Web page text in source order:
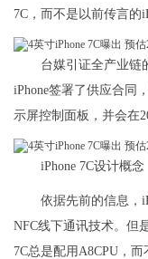
7C，而不是以前传言的
台媒引证全产业链
iPhone签署了供应合同
示屏控制面板，并会在
iPhone 7C设计概念
依据先前的信息，
NFC线下通讯技术。但
7C总是配用A8CPU，而